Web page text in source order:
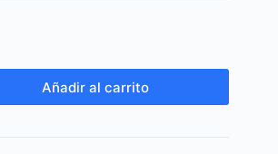
Añadir al carrito